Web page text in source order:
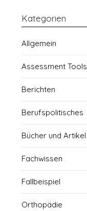
Kategorien
Allgemein
Assessment Tools
Berichten
Berufspolitisches
Bücher und Artikel
Fachwissen
Fallbeispiel
Orthopädie